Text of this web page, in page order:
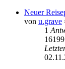
Neuer
von u.grave
1
16199